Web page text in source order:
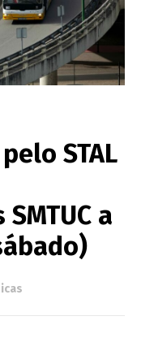
STAL
a